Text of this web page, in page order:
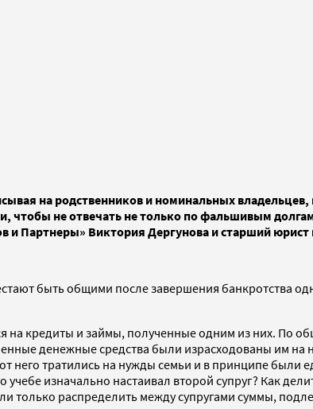
на родственников и номинальных
чтобы не отвечать не только по фальшивым
Партнеры» Виктория Дергунова и старший
быть общими после завершения банкротства
на кредиты и займы, полученные одним из них. По
денежные средства были израсходованы им на
него тратились на нужды семьи и в принципе были
изначально настаивал второй супруг? Как
только распределить между супругами суммы,